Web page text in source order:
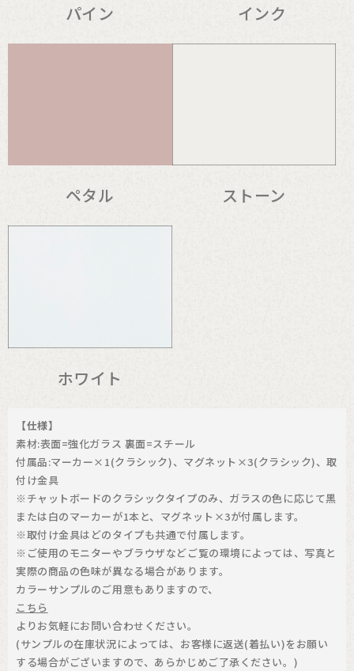
パイン インク
ペタル ストーン
ホワイト
【仕様】
素材:表面=強化ガラス 裏面=スチール
付属品:マーカー×1(クラシック)、マグネット×3(クラシック)、取
付け金具
※チャットボードのクラシックタイプのみ、ガラスの色に応じて黒
または白のマーカーが1本と、マグネット×3が付属します。
※取付け金具はどのタイプも共通で付属します。
※ご使用のモニターやブラウザなどご覧の環境によっては、写真と
実際の商品の色味が異なる場合があります。
カラーサンプルのご用意もありますので、
こちら
よりお気軽にお問い合わせください。
(サンプルの在庫状況によっては、お客様に返送(着払い)をお願い
する場合がございますので、あらかじめご了承ください。)